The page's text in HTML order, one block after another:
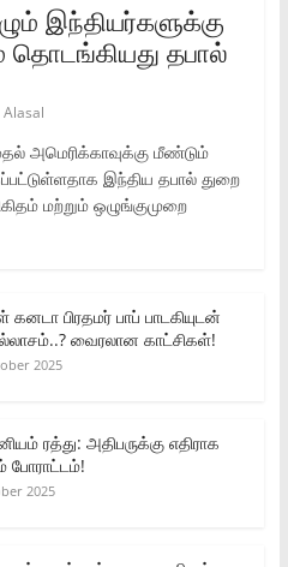
இந்தியர்களுக்கு
தொடங்கியது தபால்
அமெரிக்காவுக்கு மீண்டும்
இந்திய தபால் துறை
மற்றும் ஒழுங்குமுறை
பிரதமர் பாப் பாடகியுடன்
வைரலான காட்சிகள்!
2025
ரத்து: அதிபருக்கு எதிராக
போராட்டம்!
2025